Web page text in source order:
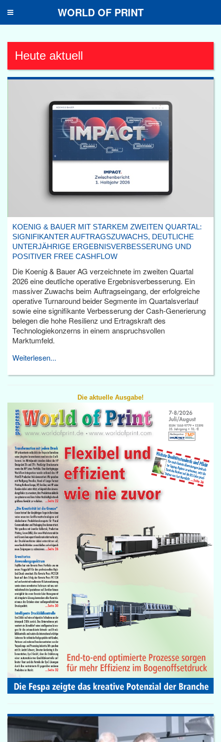
Toggle
WORLD OF PRINT
Heute aktuell
KOENIG & BAUER MIT STARKEM ZWEITEN QUARTAL:
SIGNIFIKANTER AUFTRAGSZUWACHS, DEUTLICHE
UNTERJÄHRIGE ERGEBNISVERBESSERUNG UND
POSITIVER FREE CASHFLOW
Die Koenig & Bauer AG verzeichnete im zweiten Quartal
2026 eine deutliche operative Ergebnisverbesserung. Ein
massiver Zuwachs beim Auftragseingang, der erfolgreiche
operative Turnaround beider Segmente im Quartalsverlauf
sowie eine signifikante Verbesserung der Cash-Generierung
belegen die hohe Resilienz und Ertragskraft des
Technologiekonzerns in einem anspruchsvollen
Marktumfeld.
Weiterlesen...
Die aktuelle Ausgabe!